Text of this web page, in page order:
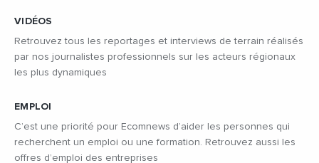
VIDÉOS
Retrouvez tous les reportages et interviews de terrain réalisés
par nos journalistes professionnels sur les acteurs régionaux
les plus dynamiques
EMPLOI
C’est une priorité pour Ecomnews d’aider les personnes qui
recherchent un emploi ou une formation. Retrouvez aussi les
offres d’emploi des entreprises